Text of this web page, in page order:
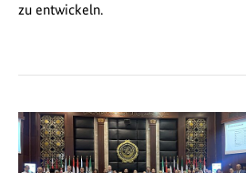
zu entwickeln.